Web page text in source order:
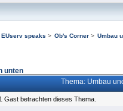
EUserv speaks > Ob's Corner> Umbau
unten
Thema: Umbau
Gast betrachten dieses Thema.